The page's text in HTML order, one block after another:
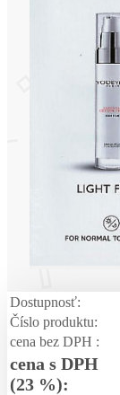
Dostupnosť:
Číslo produktu:
cena bez DPH :
cena s DPH
(23 %):